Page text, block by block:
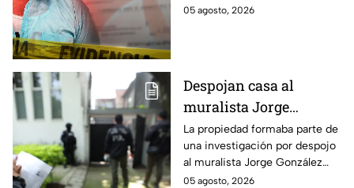
un intento de fraude para
05 agosto, 2026
Despojan casa al
muralista Jorge
González Camarena en
la Del Valle y la
recupera| FOTOS
La propiedad formaba parte de
una investigación por despojo
al muralista Jorge González
Camarena por un predio en la
05 agosto, 2026